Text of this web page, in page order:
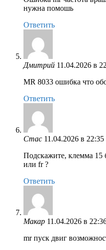
нужна помошь
Ответить
Дмитрий 11.04.2026 в
MR 8033 ошибка что
Ответить
Стас 11.04.2026 в 22:35
Подскажите, клемма 15
или fr ?
Ответить
Макар 11.04.2026 в
mr пуск двиг